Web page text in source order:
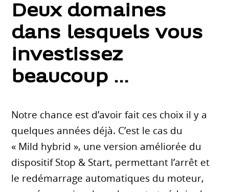
Deux domaines
dans lesquels vous
investissez
beaucoup ...
Notre chance est d’avoir fait ces choix il y a
quelques années déjà. C’est le cas du
« Mild hybrid », une version améliorée du
dispositif Stop & Start, permettant l’arrêt et
le redémarrage automatiques du moteur,